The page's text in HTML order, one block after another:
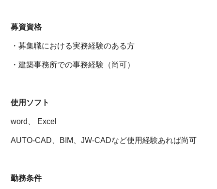
募資資格
・募集職における実務経験のある方
・建築事務所での事務経験（尚可）
使用ソフト
word、 Excel
AUTO-CAD、BIM、JW-CADなど使用経験あれば尚可
勤務条件